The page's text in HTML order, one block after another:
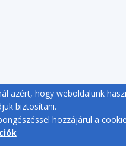
azért, hogy weboldalunk
biztosítani.
hozzájárul a